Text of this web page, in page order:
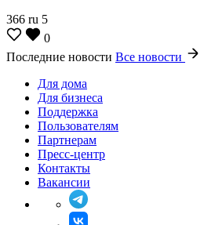
366 ru 5
0
Последние новости Все новости
Для дома
Для бизнеса
Поддержка
Пользователям
Партнерам
Пресс-центр
Контакты
Вакансии